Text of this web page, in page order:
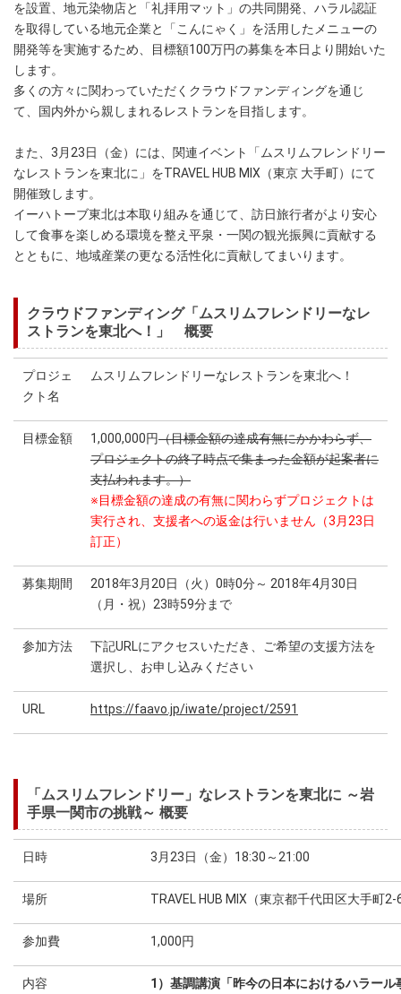
を設置、地元染物店と「礼拝用マット」の共同開発、ハラル認証
を取得している地元企業と「こんにゃく」を活用したメニューの
開発等を実施するため、目標額100万円の募集を本日より開始いた
します。
多くの方々に関わっていただくクラウドファンディングを通じ
て、国内外から親しまれるレストランを目指します。
また、3月23日（金）には、関連イベント「ムスリムフレンドリー
なレストランを東北に」をTRAVEL HUB MIX（東京 大手町）にて
開催致します。
イーハトーブ東北は本取り組みを通じて、訪日旅行者がより安心
して食事を楽しめる環境を整え平泉・一関の観光振興に貢献する
とともに、地域産業の更なる活性化に貢献してまいります。
クラウドファンディング「ムスリムフレンドリーなレ
ストランを東北へ！」 概要
プロジェ
クト名
ムスリムフレンドリーなレストランを東北へ！
目標金額 1,000,000円（目標金額の達成有無にかかわらず、
プロジェクトの終了時点で集まった金額が起案者に
支払われます。）
※目標金額の達成の有無に関わらずプロジェクトは
実行され、支援者への返金は行いません（3月23日
訂正）
募集期間
2018年3月20日（火）0時0分～ 2018年4月30日
（月・祝）23時59分まで
参加方法
下記URLにアクセスいただき、ご希望の支援方法を
選択し、お申し込みください
URL https://faavo.jp/iwate/project/2591
「ムスリムフレンドリー」なレストランを東北に ～岩
手県一関市の挑戦～ 概要
日時 3月23日（金）18:30～21:00
場所 TRAVEL HUB MIX（東京都千代田区大手町2-
参加費 1,000円
内容
1）基調講演「昨今の日本におけるハラー